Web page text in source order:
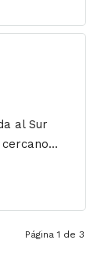
al Sur
Página 1 de 3